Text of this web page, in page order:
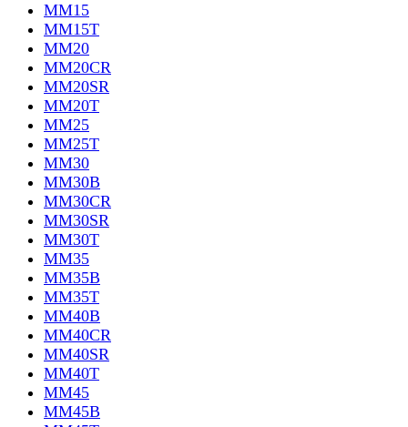
MM15
MM15T
MM20
MM20CR
MM20SR
MM20T
MM25
MM25T
MM30
MM30B
MM30CR
MM30SR
MM30T
MM35
MM35B
MM35T
MM40B
MM40CR
MM40SR
MM40T
MM45
MM45B